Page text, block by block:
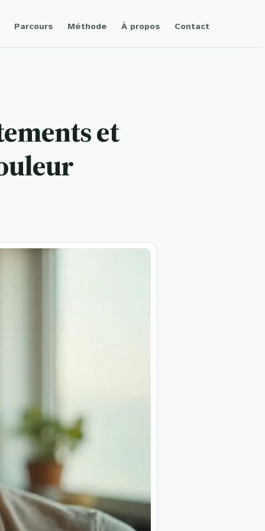
Parcours Méthode À propos Contact
et